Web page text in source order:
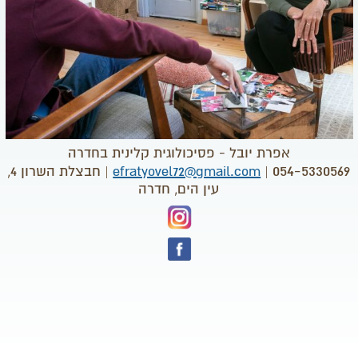
אפרת יובל - פסיכולוגית קלינית בחדרה
054-5330569
|
efratyovel72@gmail.com
|
חבצלת השרון 4,
עין הים, חדרה